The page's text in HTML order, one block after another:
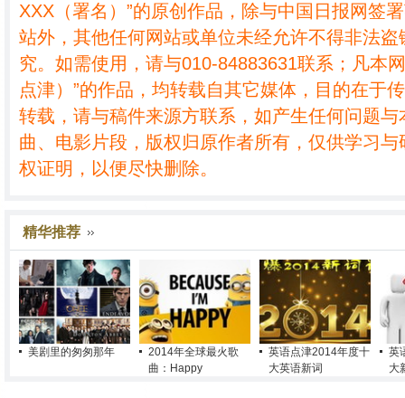
XXX（署名）”的原创作品，除与中国日报网签
站外，其他任何网站或单位未经允许不得非法
究。如需使用，请与010-84883631联系；凡本
点津）”的作品，均转载自其它媒体，目的在于
转载，请与稿件来源方联系，如产生任何问题
曲、电影片段，版权归原作者所有，仅供学习
权证明，以便尽快删除。
精华推荐
美剧里的匆匆那年
2014年全球最火歌
曲：Happy
英语点津2014年度十
大英语新词
英
大